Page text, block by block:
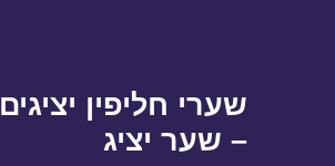
שערי חליפין יציגים
– שער יציג